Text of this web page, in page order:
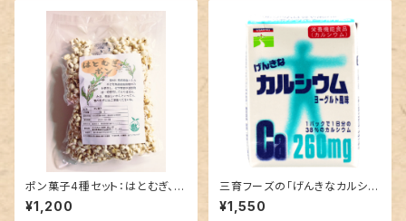
ポン菓子4種セット：はとむぎ、ダ
イシモチ、お米、ホワイトソルガム
ポン
¥1,200
三育フーズの「げんきなカルシウ
ム」ヨーグルト風味
¥1,550